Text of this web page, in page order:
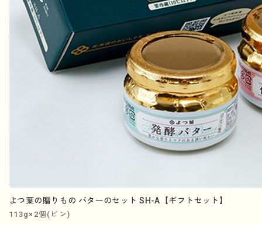
よつ葉の贈りもの バターのセット SH-A【ギフトセット】
113g×2個(ビン)